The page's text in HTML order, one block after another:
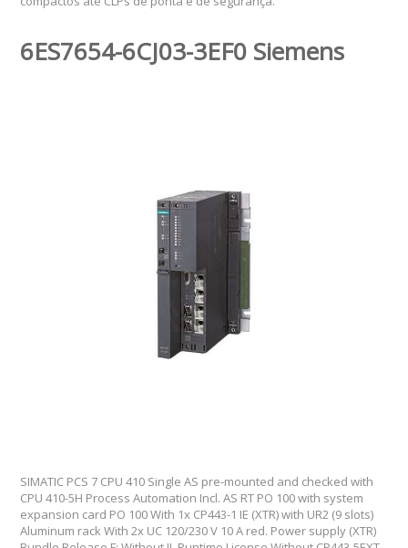
6ES7654-6CJ03-3EF0 Siemens
SIMATIC PCS 7 CPU 410 Single AS pre-mounted and checked with
CPU 410-5H Process Automation Incl. AS RT PO 100 with system
expansion card PO 100 With 1x CP443-1 IE (XTR) with UR2 (9 slots)
Aluminum rack With 2x UC 120/230 V 10 A red. Power supply (XTR)